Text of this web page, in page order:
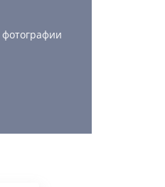
фотографии